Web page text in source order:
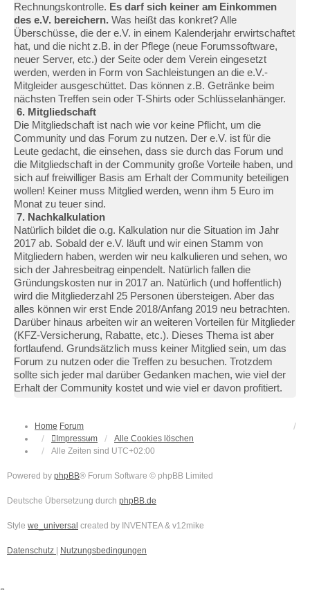
Rechnungskontrolle. Es darf sich keiner am Einkommen
des e.V. bereichern. Was heißt das konkret? Alle
Überschüsse, die der e.V. in einem Kalenderjahr erwirtschaftet
hat, und die nicht z.B. in der Pflege (neue Forumssoftware,
neuer Server, etc.) der Seite oder dem Verein eingesetzt
werden, werden in Form von Sachleistungen an die e.V.-
Mitgleider ausgeschüttet. Das können z.B. Getränke beim
nächsten Treffen sein oder T-Shirts oder Schlüsselanhänger.
6. Mitgliedschaft
Die Mitgliedschaft ist nach wie vor keine Pflicht, um die
Community und das Forum zu nutzen. Der e.V. ist für die
Leute gedacht, die einsehen, dass sie durch das Forum und
die Mitgliedschaft in der Community große Vorteile haben, und
sich auf freiwilliger Basis am Erhalt der Community beteiligen
wollen! Keiner muss Mitglied werden, wenn ihm 5 Euro im
Monat zu teuer sind.
7. Nachkalkulation
Natürlich bildet die o.g. Kalkulation nur die Situation im Jahr
2017 ab. Sobald der e.V. läuft und wir einen Stamm von
Mitgliedern haben, werden wir neu kalkulieren und sehen, wo
sich der Jahresbeitrag einpendelt. Natürlich fallen die
Gründungskosten nur in 2017 an. Natürlich (und hoffentlich)
wird die Mitgliederzahl 25 Personen übersteigen. Aber das
alles können wir erst Ende 2018/Anfang 2019 neu betrachten.
Darüber hinaus arbeiten wir an weiteren Vorteilen für Mitglieder
(KFZ-Versicherung, Rabatte, etc.). Dieses Thema ist aber
fortlaufend. Grundsätzlich muss keiner Mitglied sein, um das
Forum zu nutzen oder die Treffen zu besuchen. Trotzdem
sollte sich jeder mal darüber Gedanken machen, wie viel der
Erhalt der Community kostet und wie viel er davon profitiert.
Home Forum
Impressum
Alle Cookies löschen
Alle Zeiten sind UTC+02:00
Powered by phpBB® Forum Software © phpBB Limited
Deutsche Übersetzung durch phpBB.de
Style we_universal created by INVENTEA & v12mike
Datenschutz Nutzungsbedingungen